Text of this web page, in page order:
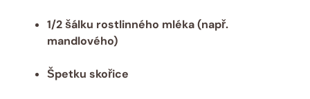
1/2 šálku rostlinného mléka (např.
mandlového)
Špetku skořice